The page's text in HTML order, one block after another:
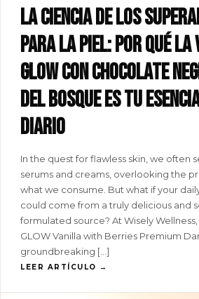
La ciencia de los
para la piel: por qué
GLOW con chocolate
del bosque es tu
diario
In the quest for flawless skin, we often
serums and creams, overlooking the
what we consume. But what if your
could come from a truly delicious and
formulated source? At Wisely
GLOW Vanilla with Berries Premium
groundbreaking […]
LEER ARTÍCULO →